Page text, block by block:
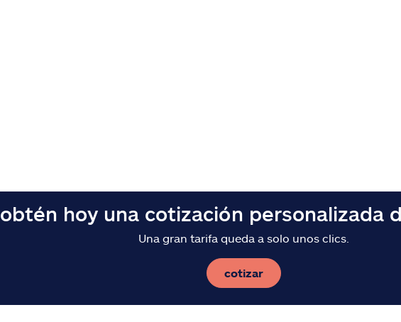
obtén hoy una cotización personalizada
Una gran tarifa queda a solo unos clics.
cotizar